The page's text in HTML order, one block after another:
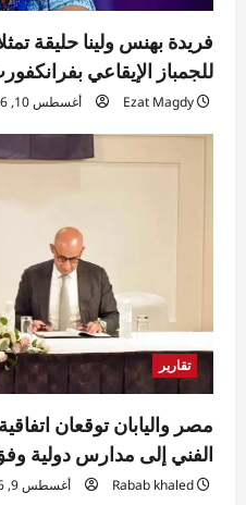
فريدة بهنس ولينا حليقة
للجمباز الإيقاعي
Ezat Magdy أغسطس 10, 2026
تقارير
الفني إلى مدارس دولية وفق
Rabab khaled أغسطس 9, 2026